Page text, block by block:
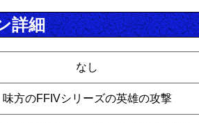
詳細
なし
味方のFFIVシリーズの英雄の攻撃